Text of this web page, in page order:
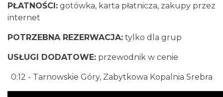
PŁATNOŚCI: gotówka, karta płatnicza, zakupy przez
internet
POTRZEBNA REZERWACJA: tylko dla grup
USŁUGI DODATOWE: przewodnik w cenie
0:12 - Tarnowskie Góry, Zabytkowa Kopalnia Srebra